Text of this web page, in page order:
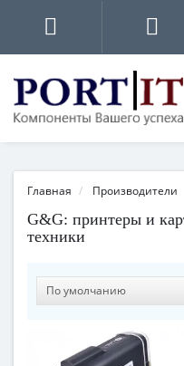
Главная Производители
G&G: принтеры и
техники